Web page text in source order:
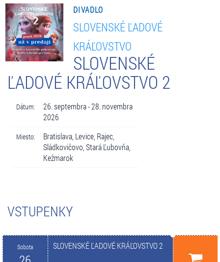
DIVADLO
SLOVENSKÉ ĽADOVÉ
KRÁĽOVSTVO
SLOVENSKÉ
ĽADOVÉ KRÁĽOVSTVO 2
Dátum:
26. septembra - 28. novembra
2026
Miesto:
Bratislava, Levice, Rajec,
Sládkovičovo, Stará Ľubovňa,
Kežmarok
VSTUPENKY
Sobota SLOVENSKÉ ĽADOVÉ KRÁĽOVSTVO 2